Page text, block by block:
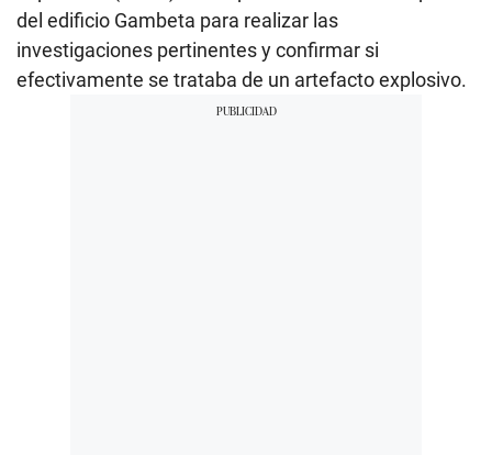
del edificio Gambeta para realizar las
investigaciones pertinentes y confirmar si
efectivamente se trataba de un artefacto explosivo.